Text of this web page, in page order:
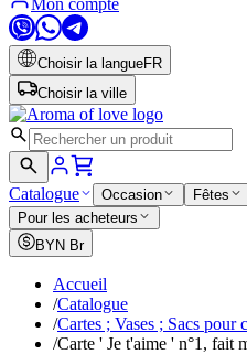
Mon compte
Choisir la langueFR
Choisir la ville
Catalogue Occasion Fêtes
Pour les acheteurs
BYN Br
Accueil
/Catalogue
/Cartes ; Vases ; Sacs pour
/Carte ' Je t'aime ' n°1, fait